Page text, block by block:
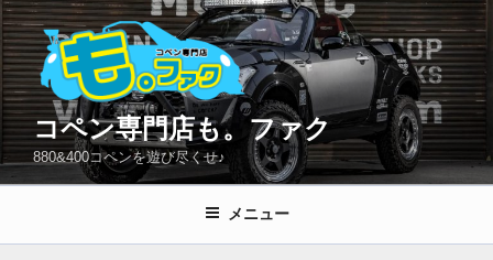
コ
ン
テ
ン
ツ
へ
ス
プ
コペン専門店も。ファク
880&400コペンを遊び尽くせ♪
メニュー